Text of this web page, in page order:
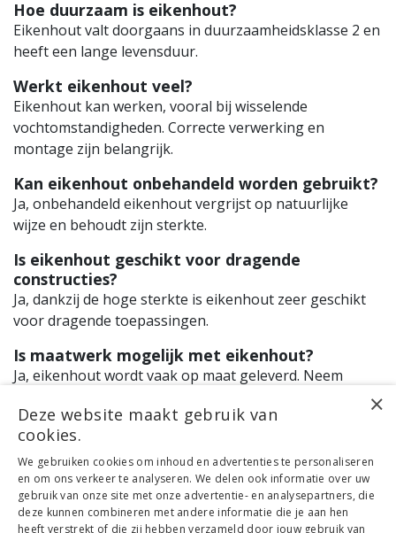
Hoe duurzaam is eikenhout?
Eikenhout valt doorgaans in duurzaamheidsklasse 2 en
heeft een lange levensduur.
Werkt eikenhout veel?
Eikenhout kan werken, vooral bij wisselende
vochtomstandigheden. Correcte verwerking en
montage zijn belangrijk.
Kan eikenhout onbehandeld worden gebruikt?
Ja, onbehandeld eikenhout vergrijst op natuurlijke
wijze en behoudt zijn sterkte.
Is eikenhout geschikt voor dragende
constructies?
Ja, dankzij de hoge sterkte is eikenhout zeer geschikt
voor dragende toepassingen.
Is maatwerk mogelijk met eikenhout?
Ja, eikenhout wordt vaak op maat geleverd. Neem
Klantenservice
Mijn account
Categorieën
Contactgegevens
×
Deze website maakt gebruik van
cookies.
We gebruiken cookies om inhoud en advertenties te personaliseren
en om ons verkeer te analyseren. We delen ook informatie over uw
gebruik van onze site met onze advertentie- en analysepartners, die
deze kunnen combineren met andere informatie die je aan hen
heeft verstrekt of die zij hebben verzameld door jouw gebruik van